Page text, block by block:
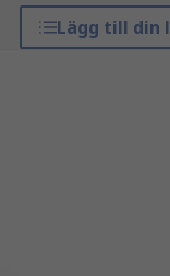
Lägg till din